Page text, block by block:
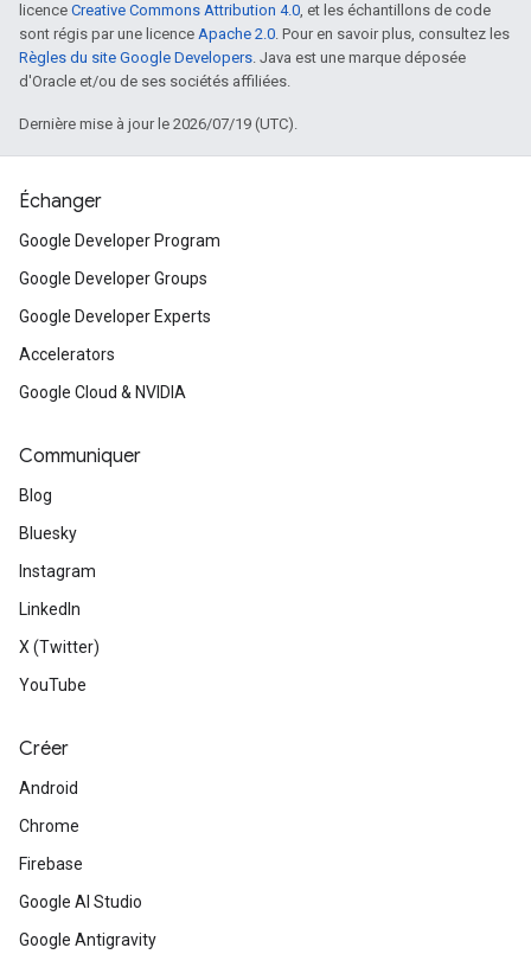
licence Creative Commons Attribution 4.0, et les échantillons de code
sont régis par une licence Apache 2.0. Pour en savoir plus, consultez les
Règles du site Google Developers. Java est une marque déposée
d'Oracle et/ou de ses sociétés affiliées.
Dernière mise à jour le 2026/07/19 (UTC).
Échanger
Google Developer Program
Google Developer Groups
Google Developer Experts
Accelerators
Google Cloud & NVIDIA
Communiquer
Blog
Bluesky
Instagram
LinkedIn
X (Twitter)
YouTube
Créer
Android
Chrome
Firebase
Google AI Studio
Google Antigravity